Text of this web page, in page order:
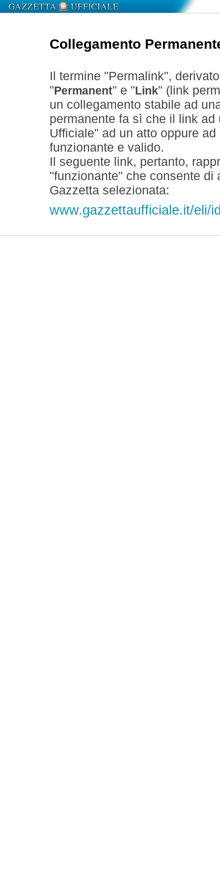
Collegamento
Il termine "Permalink",
" Permanent" e " Link" (link
un collegamento stabile ad
permanente fa sì che il link
Ufficiale" ad un atto oppure
funzionante e valido.
Il seguente link, pertanto,
"funzionante" che consente
Gazzetta selezionata:
www.gazzettaufficiale.it/eli/